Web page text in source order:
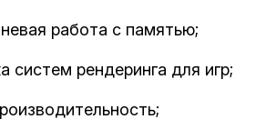
работа с памятью;
систем рендеринга для игр;